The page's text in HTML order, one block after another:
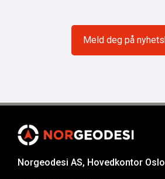
Norgeodesi AS, Hovedkontor Oslo